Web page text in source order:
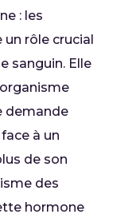
: les
rôle crucial
sanguin. Elle
demande
à un
de son
des
hormone